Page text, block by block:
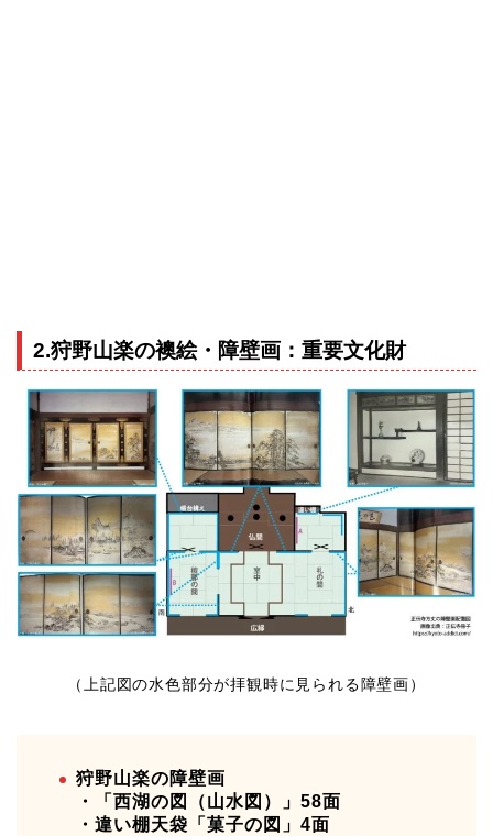
2.狩野山楽の襖絵・障壁画：重要文化財
（上記図の水色部分が拝観時に見られる障壁画）
狩野山楽の障壁画
・「西湖の図（山水図）」58面
・違い棚天袋「菓子の図」4面